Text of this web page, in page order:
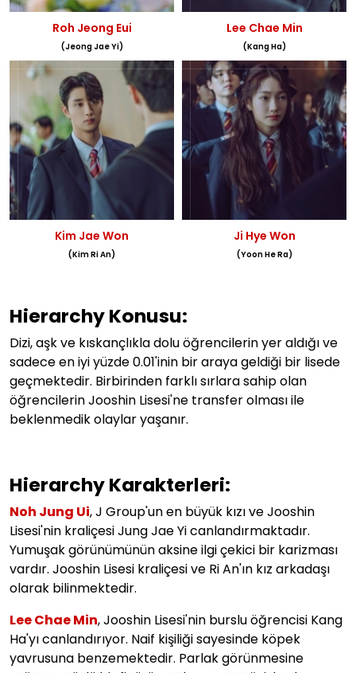
Roh Jeong Eui
(Jeong Jae Yi)
Lee Chae Min
(Kang Ha)
Kim Jae Won
(Kim Ri An)
Ji Hye Won
(Yoon He Ra)
Hierarchy Konusu:
Dizi, aşk ve kıskançlıkla dolu öğrencilerin yer aldığı ve
sadece en iyi yüzde 0.01'inin bir araya geldiği bir lisede
geçmektedir. Birbirinden farklı sırlara sahip olan
öğrencilerin Jooshin Lisesi'ne transfer olması ile
beklenmedik olaylar yaşanır.
Hierarchy Karakterleri:
Noh Jung Ui, J Group'un en büyük kızı ve Jooshin
Lisesi'nin kraliçesi Jung Jae Yi canlandırmaktadır.
Yumuşak görünümünün aksine ilgi çekici bir karizması
vardır. Jooshin Lisesi kraliçesi ve Ri An'ın kız arkadaşı
olarak bilinmektedir.
Lee Chae Min, Jooshin Lisesi'nin burslu öğrencisi Kang
Ha'yı canlandırıyor. Naif kişiliği sayesinde köpek
yavrusuna benzemektedir. Parlak görünmesine